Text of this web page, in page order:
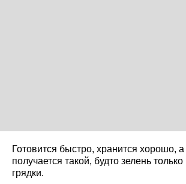
Готовится быстро, хранится хорошо,
получается такой, будто зелень
грядки.